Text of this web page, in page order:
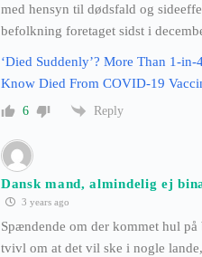
med hensyn til dødsfald og
befolkning foretaget sidst i
‘Died Suddenly’? More Than 1-
Know Died From COVID-19
6 Reply
Dansk mand, almindelig ej
3 years ago
Spændende om der kommet hul
tvivl om at det vil ske i nogle